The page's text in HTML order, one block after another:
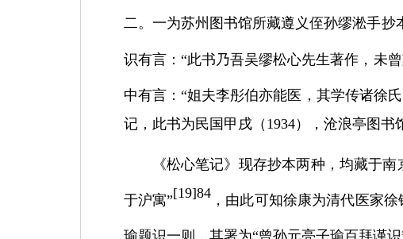
二。一为苏州图书馆所藏遵义侄孙缪淞手
识有言： “此书乃吾吴缪松心先生著作，未
中有言： “姐夫李彤伯亦能医，其学传诸徐
记，此书为民国甲戌（ 1934），沧浪亭图书
《松心笔记》现存抄本两种，均藏于
于沪寓”[19]84，由此可知徐康为清代医家